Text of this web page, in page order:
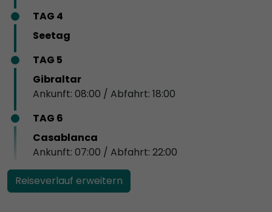
TAG 4
Seetag
TAG 5
Gibraltar
Ankunft: 08:00 / Abfahrt: 18:00
TAG 6
Casablanca
Ankunft: 07:00 / Abfahrt: 22:00
Reiseverlauf erweitern